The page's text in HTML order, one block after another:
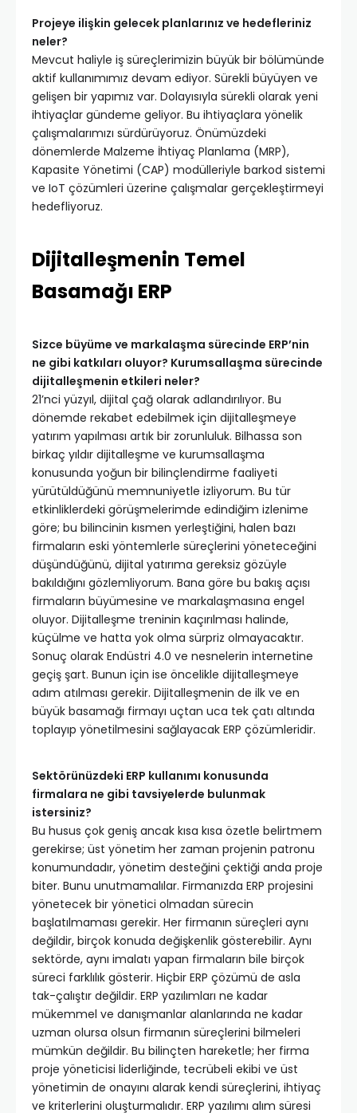
Projeye ilişkin gelecek planlarınız ve hedefleriniz
neler?
Mevcut haliyle iş süreçlerimizin büyük bir bölümünde
aktif kullanımımız devam ediyor. Sürekli büyüyen ve
gelişen bir yapımız var. Dolayısıyla sürekli olarak yeni
ihtiyaçlar gündeme geliyor. Bu ihtiyaçlara yönelik
çalışmalarımızı sürdürüyoruz. Önümüzdeki
dönemlerde Malzeme İhtiyaç Planlama (MRP),
Kapasite Yönetimi (CAP) modülleriyle barkod sistemi
ve IoT çözümleri üzerine çalışmalar gerçekleştirmeyi
hedefliyoruz.
Dijitalleşmenin Temel
Basamağı ERP
Sizce büyüme ve markalaşma sürecinde ERP’nin
ne gibi katkıları oluyor? Kurumsallaşma sürecinde
dijitalleşmenin etkileri neler?
21’nci yüzyıl, dijital çağ olarak adlandırılıyor. Bu
dönemde rekabet edebilmek için dijitalleşmeye
yatırım yapılması artık bir zorunluluk. Bilhassa son
birkaç yıldır dijitalleşme ve kurumsallaşma
konusunda yoğun bir bilinçlendirme faaliyeti
yürütüldüğünü memnuniyetle izliyorum. Bu tür
etkinliklerdeki görüşmelerimde edindiğim izlenime
göre; bu bilincinin kısmen yerleştiğini, halen bazı
firmaların eski yöntemlerle süreçlerini yöneteceğini
düşündüğünü, dijital yatırıma gereksiz gözüyle
bakıldığını gözlemliyorum. Bana göre bu bakış açısı
firmaların büyümesine ve markalaşmasına engel
oluyor. Dijitalleşme treninin kaçırılması halinde,
küçülme ve hatta yok olma sürpriz olmayacaktır.
Sonuç olarak Endüstri 4.0 ve nesnelerin internetine
geçiş şart. Bunun için ise öncelikle dijitalleşmeye
adım atılması gerekir. Dijitalleşmenin de ilk ve en
büyük basamağı firmayı uçtan uca tek çatı altında
toplayıp yönetilmesini sağlayacak ERP çözümleridir.
Sektörünüzdeki ERP kullanımı konusunda
firmalara ne gibi tavsiyelerde bulunmak
istersiniz?
Bu husus çok geniş ancak kısa kısa özetle belirtmem
gerekirse; üst yönetim her zaman projenin patronu
konumundadır, yönetim desteğini çektiği anda proje
biter. Bunu unutmamalılar. Firmanızda ERP projesini
yönetecek bir yönetici olmadan sürecin
başlatılmaması gerekir. Her firmanın süreçleri aynı
değildir, birçok konuda değişkenlik gösterebilir. Aynı
sektörde, aynı imalatı yapan firmaların bile birçok
süreci farklılık gösterir. Hiçbir ERP çözümü de asla
tak-çalıştır değildir. ERP yazılımları ne kadar
mükemmel ve danışmanlar alanlarında ne kadar
uzman olursa olsun firmanın süreçlerini bilmeleri
mümkün değildir. Bu bilinçten hareketle; her firma
proje yöneticisi liderliğinde, tecrübeli ekibi ve üst
yönetimin de onayını alarak kendi süreçlerini, ihtiyaç
ve kriterlerini oluşturmalıdır. ERP yazılımı alım süresi